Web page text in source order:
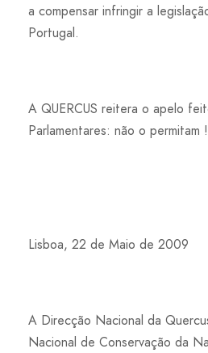
a compensar infringir a
Portugal.
A QUERCUS reitera o apelo
Parlamentares: não o permitam !
Lisboa, 22 de Maio de 2009
A Direcção Nacional da
Nacional de Conservação da